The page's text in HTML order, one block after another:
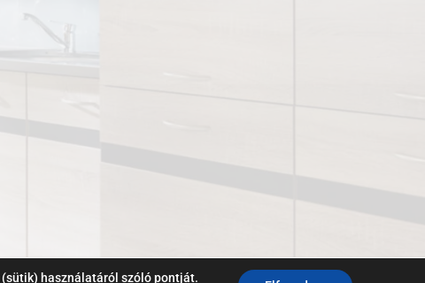
(sütik) használatáról szóló pontját.